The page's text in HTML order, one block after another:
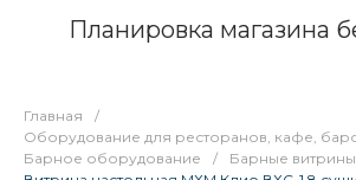
Оборудование на
Главная
/
Оборудование для ресторанов, кафе,
Барное оборудование
/ Барные витрины